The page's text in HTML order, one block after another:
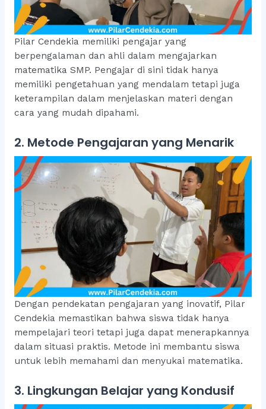
Pilar Cendekia memiliki pengajar yang
berpengalaman dan ahli dalam mengajarkan
matematika SMP. Pengajar di sini tidak hanya
memiliki pengetahuan yang mendalam tetapi juga
keterampilan dalam menjelaskan materi dengan
cara yang mudah dipahami.
2. Metode Pengajaran yang Menarik
Dengan pendekatan pengajaran yang inovatif, Pilar
Cendekia memastikan bahwa siswa tidak hanya
mempelajari teori tetapi juga dapat menerapkannya
dalam situasi praktis. Metode ini membantu siswa
untuk lebih memahami dan menyukai matematika.
3. Lingkungan Belajar yang Kondusif